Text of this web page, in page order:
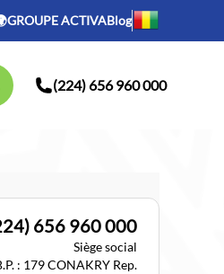
ACTIVABlog
(224) 656 960 000
Siège social
: 179 CONAKRY Rep.
656 960 000